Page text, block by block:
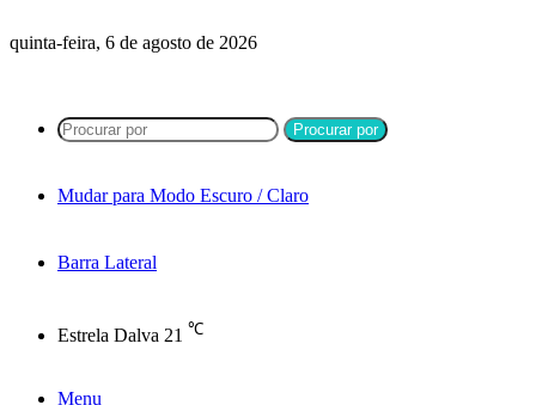
quinta-feira, 6 de agosto de 2026
Procurar por
Mudar para Modo Escuro / Claro
Barra Lateral
Estrela Dalva 21 ℃
Menu